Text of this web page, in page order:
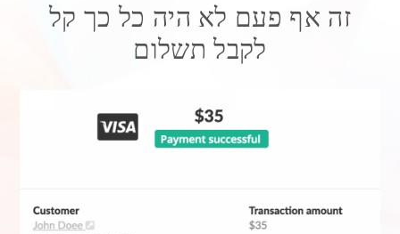
זה אף פעם לא היה כל כך קל
לקבל תשלום